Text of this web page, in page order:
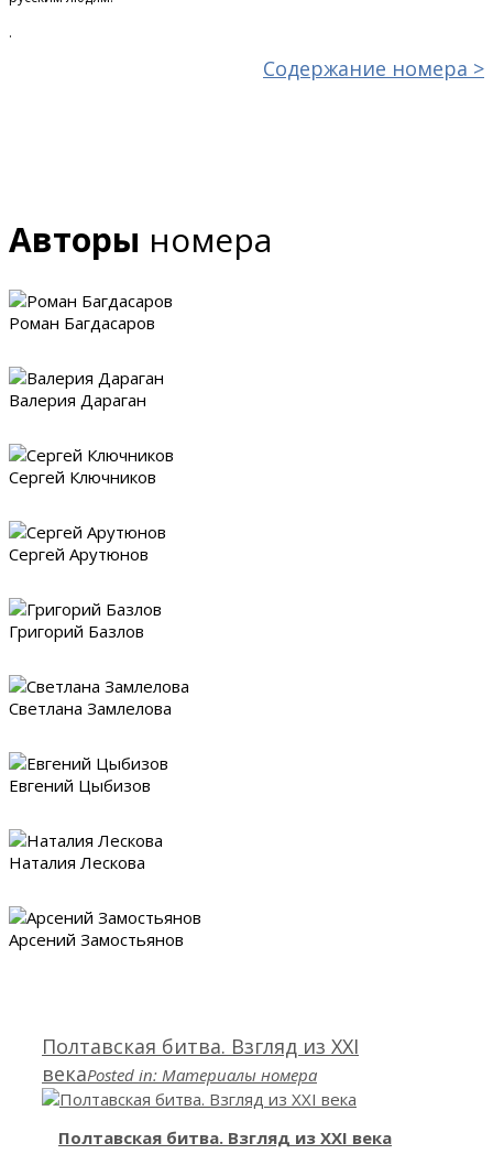
.
Содержание номера >
Авторы номера
Роман Багдасаров
Валерия Дараган
Сергей Ключников
Сергей Арутюнов
Григорий Базлов
Светлана Замлелова
Евгений Цыбизов
Наталия Лескова
Арсений Замостьянов
Полтавская битва. Взгляд из XXI
векаPosted in: Материалы номера
Полтавская битва. Взгляд из XXI века